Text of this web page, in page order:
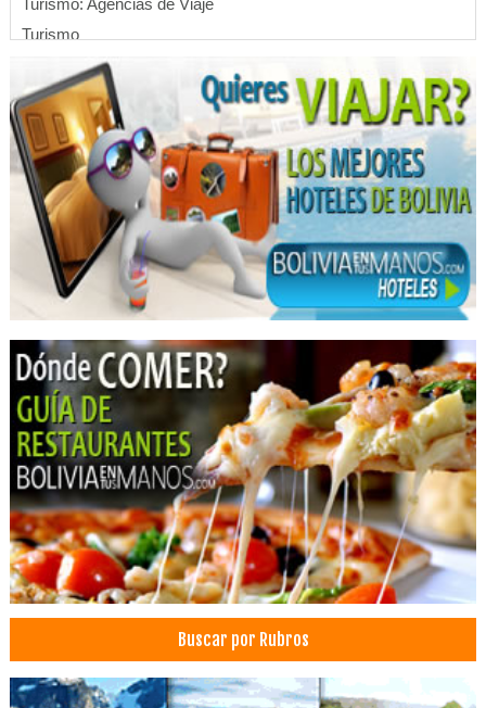
Turismo: Agencias de Viaje
Turismo
Viajes, Agencias de
Operadora de Turismo
Buscar por Rubros